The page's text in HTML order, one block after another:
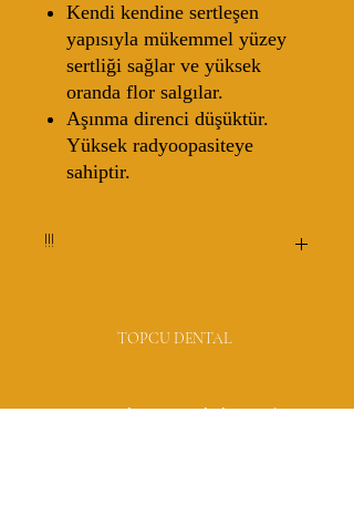
Kendi kendine sertleşen
yapısıyla mükemmel yüzey
sertliği sağlar ve yüksek
oranda flor salgılar.
Aşınma direnci düşüktür.
Yüksek radyoopasiteye
sahiptir.
!!!
Kampanyalar ve müşterilerimiz
TOPCU DENTAL
Meriç Mah. 5745 Sokak No:2/1H